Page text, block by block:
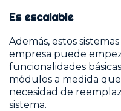
Es escalable
Además, estos
empresa puede
funcionalidades
módulos a medida
necesidad de
sistema.